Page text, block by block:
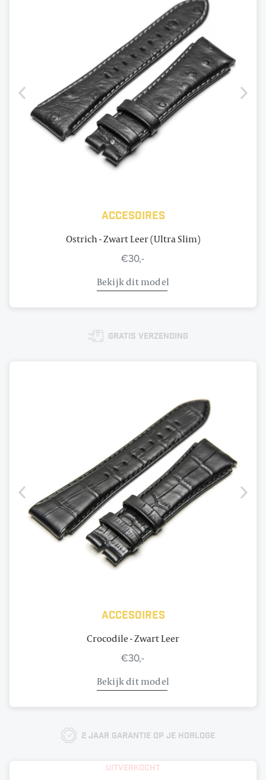
Accesoires
Ostrich - Zwart Leer (Ultra Slim)
€30,-
Bekijk dit model
Gratis verzending
Accesoires
Crocodile - Zwart Leer
€30,-
Bekijk dit model
2 jaar garantie op je horloge
Uitverkocht